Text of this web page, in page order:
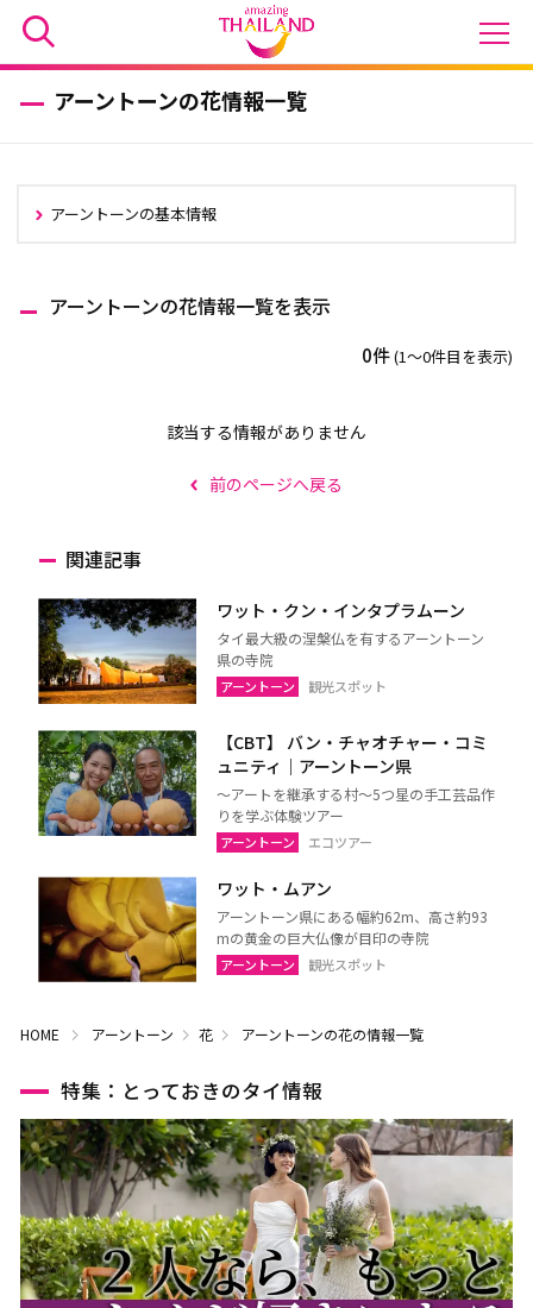
アーントーンの花情報一覧
アーントーンの基本情報
アーントーンの花情報一覧を表示
0件(1〜0件目を表示)
該当する情報がありません
前のページへ戻る
関連記事
ワット・クン・インタプラムーン
タイ最大級の涅槃仏を有するアーントーン
県の寺院
アーントーン 観光スポット
【CBT】 バン・チャオチャー・コミ
ュニティ｜アーントーン県
～アートを継承する村～5つ星の手工芸品作
りを学ぶ体験ツアー
アーントーン エコツアー
ワット・ムアン
アーントーン県にある幅約62m、高さ約93
mの黄金の巨大仏像が目印の寺院
アーントーン 観光スポット
HOME アーントーン 花 アーントーンの花の情報一覧
特集：とっておきのタイ情報